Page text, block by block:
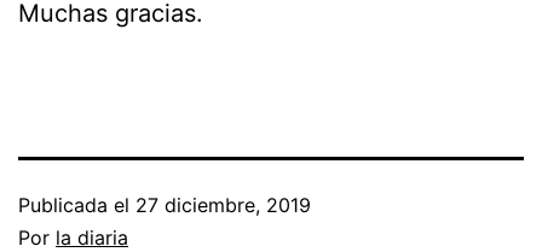
Muchas gracias.
Publicada el 27 diciembre, 2019
Por la diaria